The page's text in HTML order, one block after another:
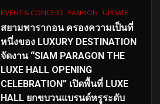
EVENT & CONCERT FASHION UPDATE
สยามพารากอน ครองความเป็นที่
หนึ่งของ LUXURY DESTINATION
จัดงาน “SIAM PARAGON THE
LUXE HALL OPENING
CELEBRATION” เปิดพื้นที่ LUXE
HALL ยกขบวนแบรนด์หรูระดับ